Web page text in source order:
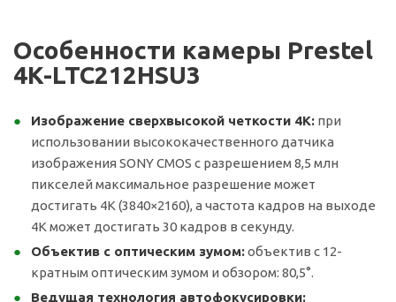
Особенности камеры Prestel
4K-LTC212HSU3
Изображение сверхвысокой четкости 4K: при
использовании высококачественного датчика
изображения SONY CMOS с разрешением 8,5 млн
пикселей максимальное разрешение может
достигать 4K (3840×2160), а частота кадров на выходе
4K может достигать 30 кадров в секунду.
Объектив с оптическим зумом:объектив с 12-
кратным оптическим зумом и обзором: 80,5°.
Ведущая технология автофокусировки: